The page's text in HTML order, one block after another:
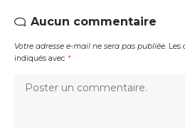
Aucun commentaire
Votre adresse e-mail ne sera pas publiée. Les
indiqués avec *